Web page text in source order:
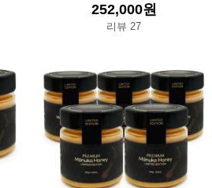
252,000원
리뷰 27